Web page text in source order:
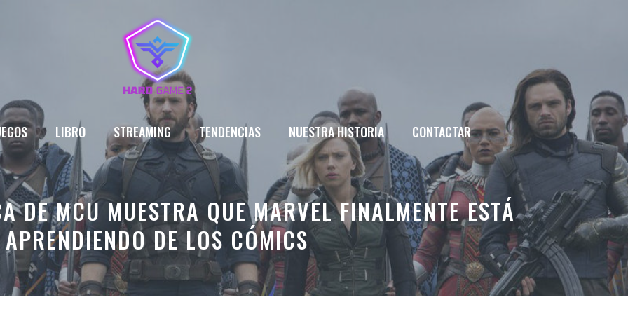
LIBRO STREAMING TENDENCIAS NUESTRA HISTORIA CONTACTAR
DE MCU MUESTRA QUE MARVEL FINALMENTE ESTÁ
APRENDIENDO DE LOS CÓMICS